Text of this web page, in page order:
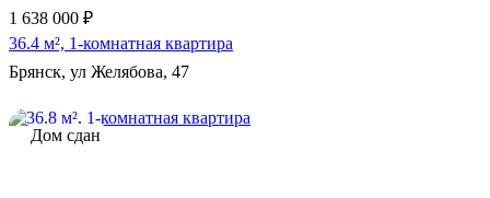
1 638 000 ₽
36.4 м², 1-комнатная квартира
Брянск, ул Желябова, 47
Дом сдан